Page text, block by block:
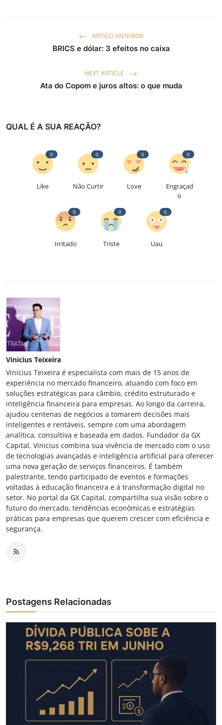
ARTIGO ANTERIOR
BRICS e dólar: 3 efeitos no caixa
NEXT ARTICLE
Ata do Copom e juros altos: o que muda
QUAL É A SUA REAÇÃO?
Like
0
Não Curtir
0
Love
0
Engraçad
o
0
Irritado
0
Triste
0
Uau
0
Vinicius Teixeira
Vinicius Teixeira é especialista com mais de 15 anos de
experiência no mercado financeiro, atuando com foco em
soluções estratégicas para câmbio, crédito estruturado e
inteligência financeira para empresas. Ao longo da carreira,
ajudou centenas de negócios a tomarem decisões mais
inteligentes e rentáveis, sempre com uma abordagem
analítica, consultiva e baseada em dados. Fundador da GX
Capital, Vinicius combina sua vivência de mercado com o uso
de tecnologias avançadas e inteligência artificial para oferecer
uma nova geração de serviços financeiros. É também
palestrante, tendo participado de eventos e formações
voltadas à educação financeira e à transformação digital no
setor. No portal da GX Capital, compartilha sua visão sobre o
futuro do mercado, tendências econômicas e estratégias
práticas para empresas que querem crescer com eficiência e
segurança.
Postagens Relacionadas